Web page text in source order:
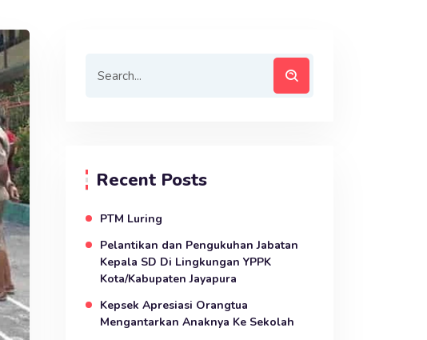
Recent Posts
PTM Luring
Pelantikan dan Pengukuhan Jabatan
Kepala SD Di Lingkungan YPPK
Kota/Kabupaten Jayapura
Kepsek Apresiasi Orangtua
Mengantarkan Anaknya Ke Sekolah